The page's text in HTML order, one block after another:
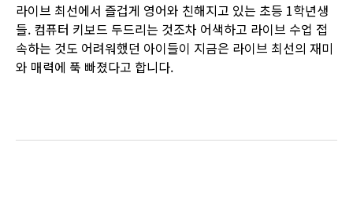
라이브 최선에서 즐겁게 영어와 친해지고 있는 초등 1학년생
들. 컴퓨터 키보드 두드리는 것조차 어색하고 라이브 수업 접
속하는 것도 어려워했던 아이들이 지금은 라이브 최선의 재미
와 매력에 푹 빠졌다고 합니다.